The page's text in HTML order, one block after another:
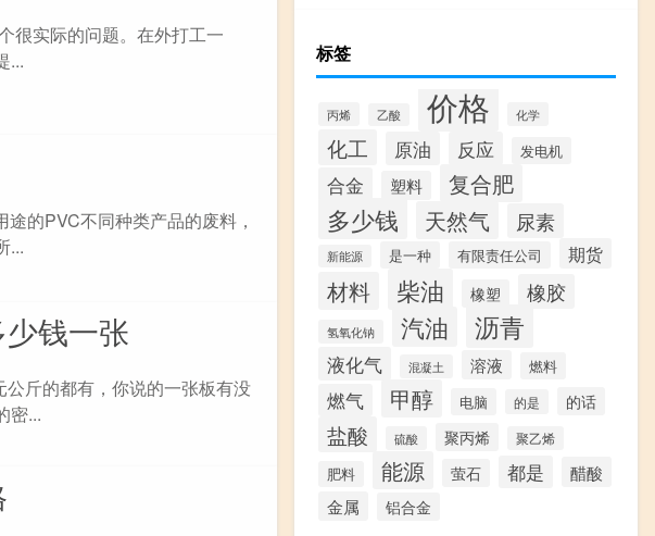
很实际的问题。在外打工一
...
的PVC不同种类产品的废料，
...
钱一张
斤的都有，你说的一张板有没
密...
标签
丙烯 乙酸 价格 化学
化工 原油 反应 发电机
合金 塑料 复合肥
多少钱 天然气 尿素
新能源 是一种 有限责任公司 期货
材料 柴油 橡塑 橡胶
氢氧化钠 汽油 沥青
液化气 混凝土 溶液 燃料
燃气 甲醇 电脑 的是 的话
盐酸 硫酸 聚丙烯 聚乙烯
肥料 能源 萤石 都是 醋酸
金属 铝合金